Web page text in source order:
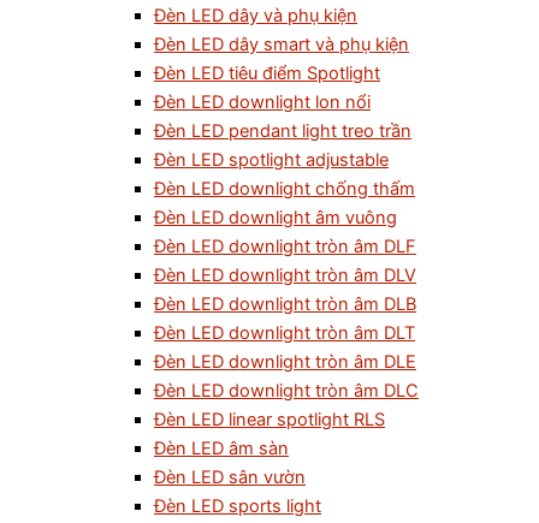
Đèn LED dây và phụ kiện
Đèn LED dây smart và phụ kiện
Đèn LED tiêu điểm Spotlight
Đèn LED downlight lon nổi
Đèn LED pendant light treo trần
Đèn LED spotlight adjustable
Đèn LED downlight chống thấm
Đèn LED downlight âm vuông
Đèn LED downlight tròn âm DLF
Đèn LED downlight tròn âm DLV
Đèn LED downlight tròn âm DLB
Đèn LED downlight tròn âm DLT
Đèn LED downlight tròn âm DLE
Đèn LED downlight tròn âm DLC
Đèn LED linear spotlight RLS
Đèn LED âm sàn
Đèn LED sân vườn
Đèn LED sports light